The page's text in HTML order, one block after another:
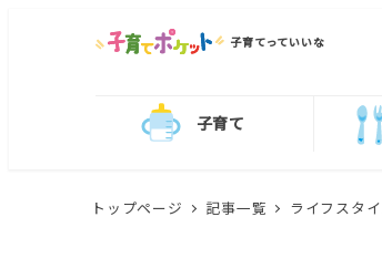
子育てっていいな
子育て
トップページ 記事一覧 ライフスタ